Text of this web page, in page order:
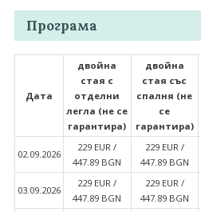
Програма
Дата
двойна
стая с
отделни
легла (не се
гарантира)
двойна
стая със
спалня (не
се
гарантира)
02.09.2026
229 EUR ∕
447.89 BGN
229 EUR ∕
447.89 BGN
03.09.2026
229 EUR ∕
447.89 BGN
229 EUR ∕
447.89 BGN